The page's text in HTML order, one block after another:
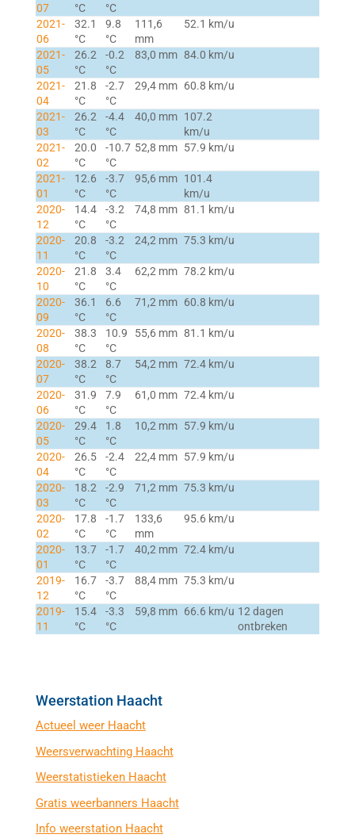
07 °C
°C
2021-
06
32.1
°C
9.8
°C
111,6
mm
52.1 km/u
2021-
05
26.2
°C
-0.2
°C
83,0 mm 84.0 km/u
2021-
04
21.8
°C
-2.7
°C
29,4 mm 60.8 km/u
2021-
03
26.2
°C
-4.4
°C
40,0 mm 107.2
km/u
2021-
02
20.0
°C
-10.7
°C
52,8 mm 57.9 km/u
2021-
01
12.6
°C
-3.7
°C
95,6 mm 101.4
km/u
2020-
12
14.4
°C
-3.2
°C
74,8 mm 81.1 km/u
2020-
11
20.8
°C
-3.2
°C
24,2 mm 75.3 km/u
2020-
10
21.8
°C
3.4
°C
62,2 mm 78.2 km/u
2020-
09
36.1
°C
6.6
°C
71,2 mm 60.8 km/u
2020-
08
38.3
°C
10.9
°C
55,6 mm 81.1 km/u
2020-
07
38.2
°C
8.7
°C
54,2 mm 72.4 km/u
2020-
06
31.9
°C
7.9
°C
61,0 mm 72.4 km/u
2020-
05
29.4
°C
1.8
°C
10,2 mm 57.9 km/u
2020-
04
26.5
°C
-2.4
°C
22,4 mm 57.9 km/u
2020-
03
18.2
°C
-2.9
°C
71,2 mm 75.3 km/u
2020-
02
17.8
°C
-1.7
°C
133,6
mm
95.6 km/u
2020-
01
13.7
°C
-1.7
°C
40,2 mm 72.4 km/u
2019-
12
16.7
°C
-3.7
°C
88,4 mm 75.3 km/u
2019-
11
15.4
°C
-3.3
°C
59,8 mm 66.6 km/u 12 dagen
ontbreken
Weerstation Haacht
Actueel weer Haacht
Weersverwachting Haacht
Weerstatistieken Haacht
Gratis weerbanners Haacht
Info weerstation Haacht